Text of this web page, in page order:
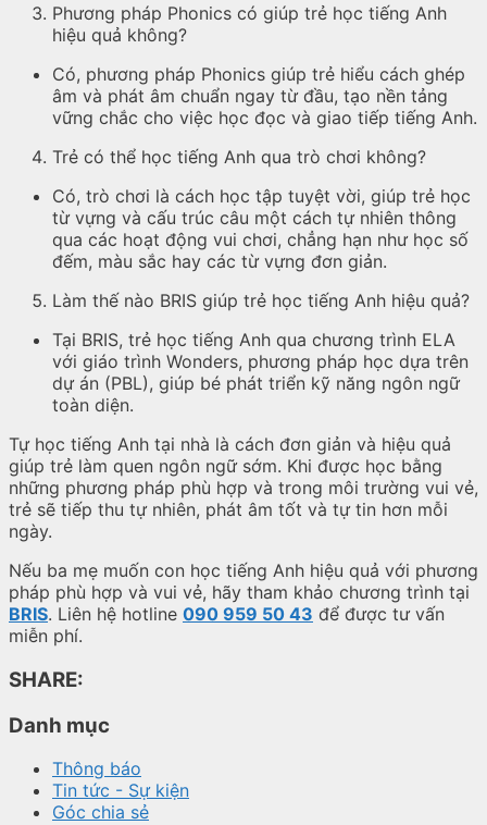
Phương pháp Phonics có giúp trẻ học tiếng Anh
hiệu quả không?
Có, phương pháp Phonics giúp trẻ hiểu cách ghép
âm và phát âm chuẩn ngay từ đầu, tạo nền tảng
vững chắc cho việc học đọc và giao tiếp tiếng Anh.
Trẻ có thể học tiếng Anh qua trò chơi không?
Có, trò chơi là cách học tập tuyệt vời, giúp trẻ học
từ vựng và cấu trúc câu một cách tự nhiên thông
qua các hoạt động vui chơi, chẳng hạn như học số
đếm, màu sắc hay các từ vựng đơn giản.
Làm thế nào BRIS giúp trẻ học tiếng Anh hiệu quả?
Tại BRIS, trẻ học tiếng Anh qua chương trình ELA
với giáo trình Wonders, phương pháp học dựa trên
dự án (PBL), giúp bé phát triển kỹ năng ngôn ngữ
toàn diện.
Tự học tiếng Anh tại nhà là cách đơn giản và hiệu quả
giúp trẻ làm quen ngôn ngữ sớm. Khi được học bằng
những phương pháp phù hợp và trong môi trường vui vẻ,
trẻ sẽ tiếp thu tự nhiên, phát âm tốt và tự tin hơn mỗi
ngày.
Nếu ba mẹ muốn con học tiếng Anh hiệu quả với phương
pháp phù hợp và vui vẻ, hãy tham khảo chương trình tại
BRIS. Liên hệ hotline 090 959 50 43 để được tư vấn
miễn phí.
SHARE:
Danh mục
Thông báo
Tin tức - Sự kiện
Góc chia sẻ